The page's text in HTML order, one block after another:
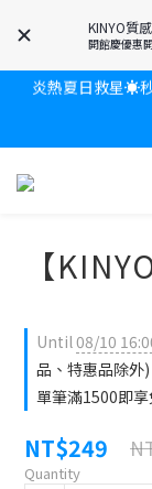
KINYO質
開館慶優惠
新會
炎熱夏日救星☀️
【
Until08/10
品、特惠品除
單筆滿1500即
NT$249
Quantity